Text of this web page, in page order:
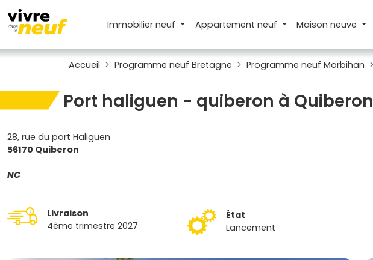
Immobilier neuf Appartement neuf Maison neuve
Accueil Programme neuf Bretagne Programme neuf Morbihan
Port haliguen - quiberon à Quiberon
28, rue du port Haliguen
56170 Quiberon
NC
Livraison
4ème trimestre 2027
État
Lancement